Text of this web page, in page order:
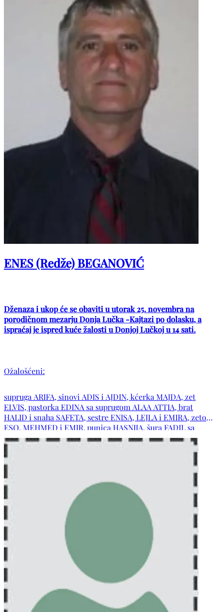
ENES (Redže) BEGANOVIĆ
Dženaza i ukop će se obaviti u utorak 25. novembra na
porodičnom mezarju Donja Lučka -Kajtazi po dolasku, a
ispraćaj je ispred kuće žalosti u Donjoj Lučkoj u 14 sati.
Ožalošćeni:
supruga ARIFA, sinovi ADIS i AJDIN, kćerka MAJDA, zet
ELVIS, pastorka EDINA sa suprugom ALAA ATTIA, brat
HALID i snaha SAFETA, sestre ENISA, LEJLA i EMIRA, zetovi
ESO, MEHMED i EMIR, punica HASNIJA, šura FADIL sa
porodicom, tetka ZUMRETA sa porodicom, dajdža ZLATKO,
kolektiv firme „GH Holding”, kolektiv firme „Sanny Boy”,
bratići, bratišne, sestrići, sestrišne, porodice BEGANOVIĆ,
KAJTEZOVIĆ, FERKIĆ, LATIĆ, NASIĆ, KARAJIĆ, SADIKOVIĆ,
ABDIĆ, RIZVIĆ, ostala mnogobrojna rodbina, prijatelji i
komšije.